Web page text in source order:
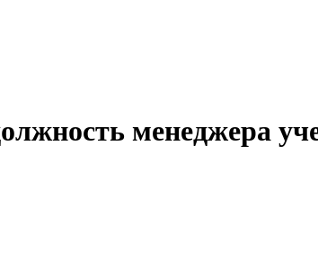
менеджера